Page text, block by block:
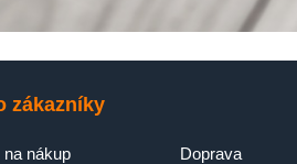
zákazníky
na nákup
Doprava